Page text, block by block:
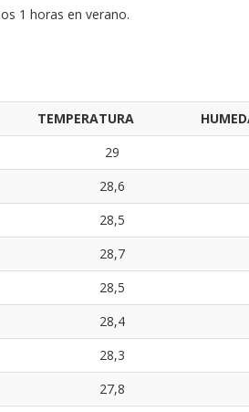
1 horas en verano.
TEMPERATURA
29
28,6
28,5
28,7
28,5
28,4
28,3
27,8